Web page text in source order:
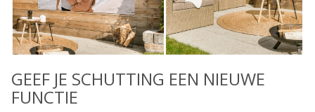
GEEF JE SCHUTTING EEN NIEUWE
FUNCTIE